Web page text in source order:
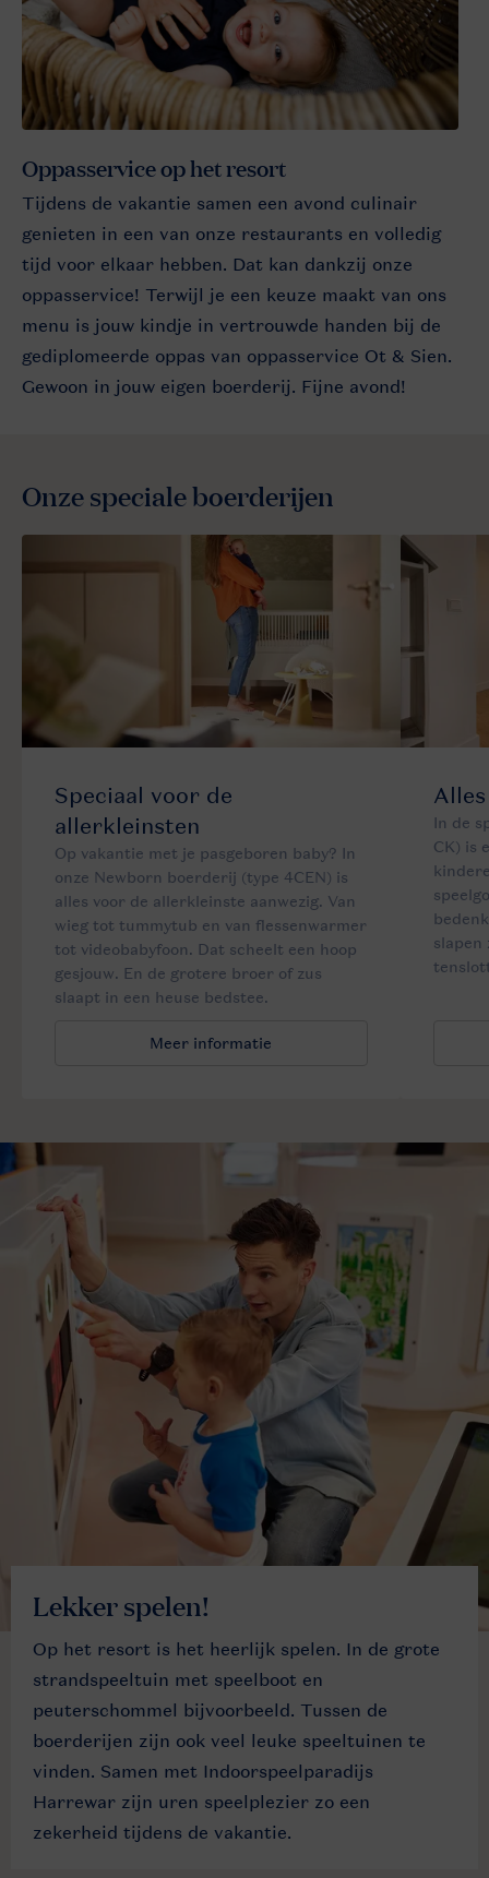
Oppasservice op het resort
Tijdens de vakantie samen een avond culinair
genieten in een van onze restaurants en volledig
tijd voor elkaar hebben. Dat kan dankzij onze
oppasservice! Terwijl je een keuze maakt van ons
menu is jouw kindje in vertrouwde handen bij de
gediplomeerde oppas van oppasservice Ot & Sien.
Gewoon in jouw eigen boerderij. Fijne avond!
Onze speciale boerderijen
Speciaal voor de
allerkleinsten
Op vakantie met je pasgeboren baby? In
onze Newborn boerderij (type 4CEN) is
alles voor de allerkleinste aanwezig. Van
wieg tot tummytub en van flessenwarmer
tot videobabyfoon. Dat scheelt een hoop
gesjouw. En de grotere broer of zus
slaapt in een heuse bedstee.
Meer informatie
In de
CK) is
slapen
Lekker spelen!
Op het resort is het heerlijk spelen. In de grote
strandspeeltuin met speelboot en
peuterschommel bijvoorbeeld. Tussen de
boerderijen zijn ook veel leuke speeltuinen te
vinden. Samen met Indoorspeelparadijs
Harrewar zijn uren speelplezier zo een
zekerheid tijdens de vakantie.